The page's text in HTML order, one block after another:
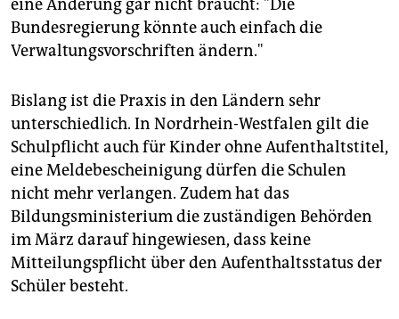
eine Änderung gar nicht braucht: "Die
Bundesregierung könnte auch einfach die
Verwaltungsvorschriften ändern."
Bislang ist die Praxis in den Ländern sehr
unterschiedlich. In Nordrhein-Westfalen gilt die
Schulpflicht auch für Kinder ohne Aufenthaltstitel,
eine Meldebescheinigung dürfen die Schulen
nicht mehr verlangen. Zudem hat das
Bildungsministerium die zuständigen Behörden
im März darauf hingewiesen, dass keine
Mitteilungspflicht über den Aufenthaltsstatus der
Schüler besteht.